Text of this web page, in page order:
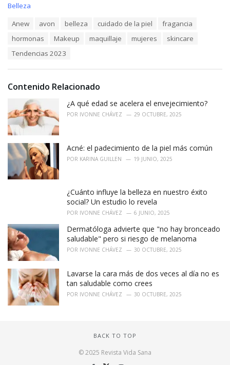
C
s
Belleza
Anew avon belleza cuidado de la piel
fragancia
hormonas
Makeup maquillaje mujeres
skincare
Tendencias 2023
Contenido Relacionado
¿A qué edad se acelera el envejecimiento?
POR IVONNE CHÁVEZ 29 OCTUBRE, 2025
Acné: el padecimiento de la piel más común
POR KARINA GUILLEN 19 JUNIO, 2025
¿Cuánto influye la belleza en nuestro éxito
social? Un estudio lo revela
POR IVONNE CHÁVEZ 6 JUNIO, 2025
Dermatóloga advierte que "no hay bronceado
saludable" pero si riesgo de melanoma
POR IVONNE CHÁVEZ 30 OCTUBRE, 2025
Lavarse la cara más de dos veces al día no es
tan saludable como crees
POR IVONNE CHÁVEZ 30 OCTUBRE, 2025
BACK TO TOP
© 2025 Revista Vida Sana